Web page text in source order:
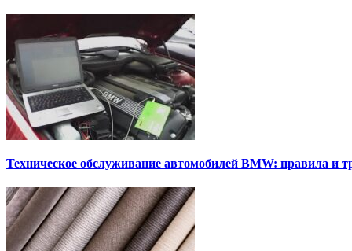
Техническое обслуживание автомобилей BMW: правила и